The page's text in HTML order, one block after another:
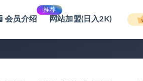
会员介绍
推荐
网站加盟(日入2K)